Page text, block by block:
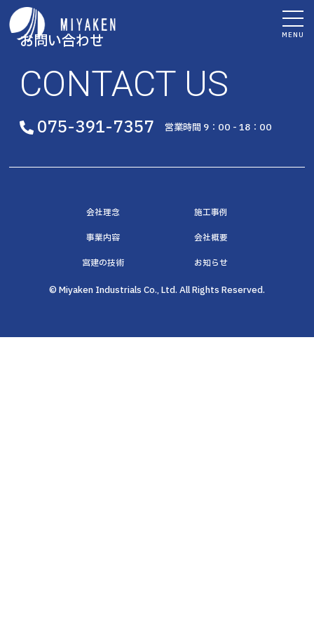
MENU
お問い合わせ
CONTACT US
075-391-7357 営業時間 9：00 - 18：00
会社理念 施工事例
事業内容 会社概要
宮建の技術 お知らせ
© Miyaken Industrials Co., Ltd. All Rights Reserved.